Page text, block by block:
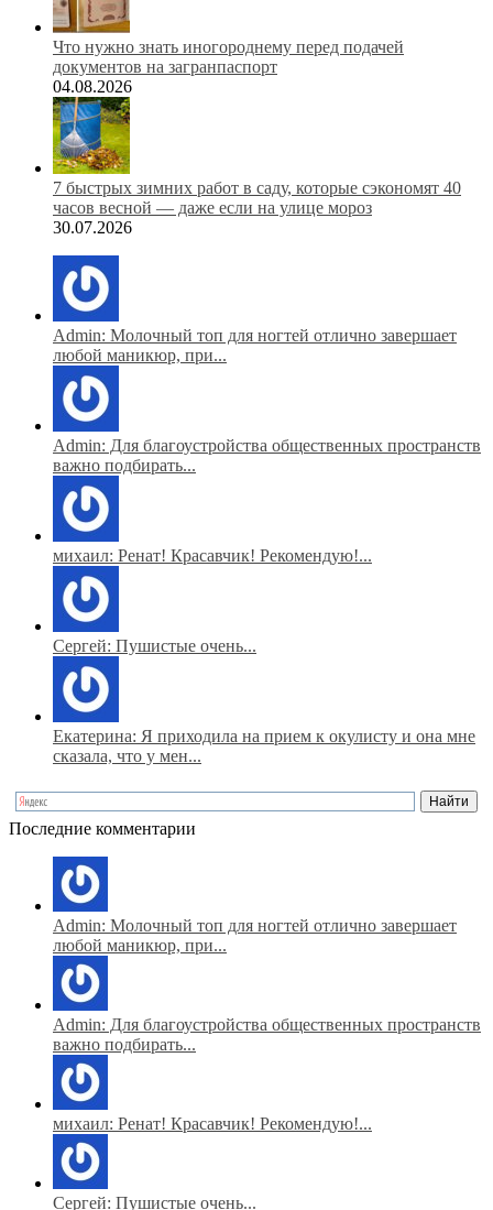
Что нужно знать иногороднему перед подачей
документов на загранпаспорт
04.08.2026
7 быстрых зимних работ в саду, которые сэкономят 40
часов весной — даже если на улице мороз
30.07.2026
Admin: Молочный топ для ногтей отлично завершает
любой маникюр, при...
Admin: Для благоустройства общественных пространств
важно подбирать...
михаил: Ренат! Красавчик! Рекомендую!...
Сергей: Пушистые очень...
Екатерина: Я приходила на прием к окулисту и она мне
сказала, что у мен...
Последние комментарии
Admin: Молочный топ для ногтей отлично завершает
любой маникюр, при...
Admin: Для благоустройства общественных пространств
важно подбирать...
михаил: Ренат! Красавчик! Рекомендую!...
Сергей: Пушистые очень...